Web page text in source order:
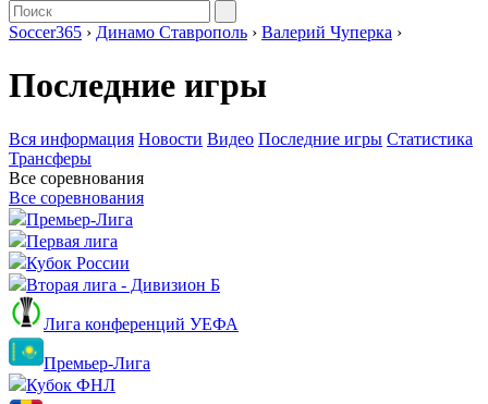
Soccer365 › Динамо Ставрополь › Валерий Чуперка ›
Последние игры
Вся информация Новости Видео Последние игры Статистика
Трансферы
Все соревнования
Все соревнования
Премьер-Лига
Первая лига
Кубок России
Вторая лига - Дивизион Б
Лига конференций УЕФА
Премьер-Лига
Кубок ФНЛ